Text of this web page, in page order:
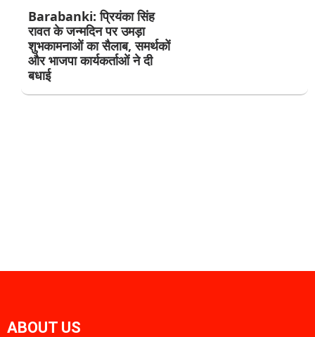
Barabanki: प्रियंका सिंह
रावत के जन्मदिन पर उमड़ा
शुभकामनाओं का सैलाब, समर्थकों
और भाजपा कार्यकर्ताओं ने दी
बधाई
ABOUT US